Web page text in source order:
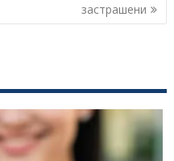
застрашени